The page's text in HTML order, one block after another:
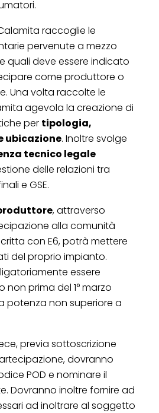
raccoglie le
pervenute a mezzo
quali deve essere indicato
come produttore o
Una volta raccolte le
agevola la creazione di
per tipologia,
ubicazione. Inoltre svolge
tecnico legale
delle relazioni tra
e GSE.
, attraverso
alla comunità
con E6, potrà mettere
del proprio impianto.
essere
non prima del 1° marzo
potenza non superiore a
previa sottoscrizione
dovranno
POD e nominare il
Dovranno inoltre fornire ad
ad inoltrare al soggetto